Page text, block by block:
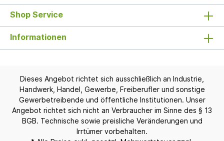
Shop Service
Informationen
Dieses Angebot richtet sich ausschließlich an Industrie,
Handwerk, Handel, Gewerbe, Freiberufler und sonstige
Gewerbetreibende und öffentliche Institutionen. Unser
Angebot richtet sich nicht an Verbraucher im Sinne des § 13
BGB. Technische sowie preisliche Veränderungen und
Irrtümer vorbehalten.